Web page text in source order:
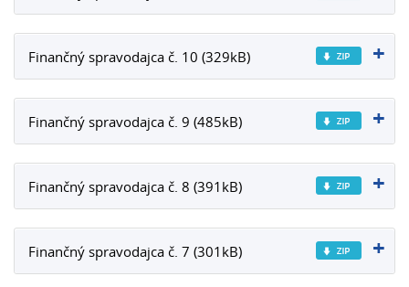
Finančný spravodajca č. 10 (329kB)
Finančný spravodajca č. 9 (485kB)
Finančný spravodajca č. 8 (391kB)
Finančný spravodajca č. 7 (301kB)